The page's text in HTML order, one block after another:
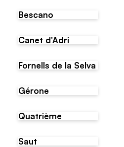
Bescano
Canet d'Adri
Fornells de la Selva
Gérone
Quatrième
Saut